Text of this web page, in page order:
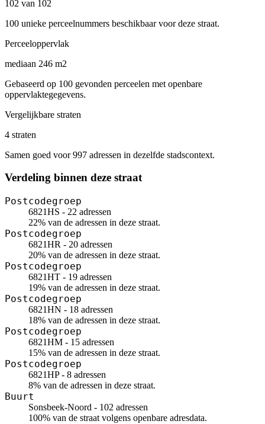
102 van 102
100 unieke perceelnummers beschikbaar voor deze straat.
Perceeloppervlak
mediaan 246 m2
Gebaseerd op 100 gevonden perceelen met openbare
oppervlaktegegevens.
Vergelijkbare straten
4 straten
Samen goed voor 997 adressen in dezelfde stadscontext.
Verdeling binnen deze straat
Postcodegroep
6821HS - 22 adressen
22% van de adressen in deze straat.
Postcodegroep
6821HR - 20 adressen
20% van de adressen in deze straat.
Postcodegroep
6821HT - 19 adressen
19% van de adressen in deze straat.
Postcodegroep
6821HN - 18 adressen
18% van de adressen in deze straat.
Postcodegroep
6821HM - 15 adressen
15% van de adressen in deze straat.
Postcodegroep
6821HP - 8 adressen
8% van de adressen in deze straat.
Buurt
Sonsbeek-Noord - 102 adressen
100% van de straat volgens openbare adresdata.